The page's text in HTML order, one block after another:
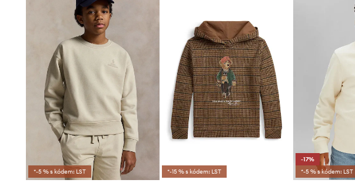
*-5 % s kódem: LST *-15 % s kódem: LST
-17%
*-5 % s kódem: LST